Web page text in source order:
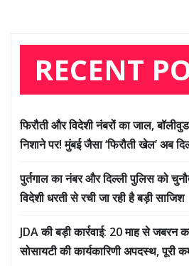
RECENT
फिरौती और विदेशी नंबरों का जाल,
निशाने पर! मुंबई जैसा ‘फिरौती खेल’ अब
पुर्तगाल का नंबर और दिल्ली पुलिस को
विदेशी धरती से रची जा रही है बड़ी साजिश
JDA की बड़ी कार्रवाई: 20 माह से
सोसायटी की कार्यकारिणी अपदस्थ, पूरी